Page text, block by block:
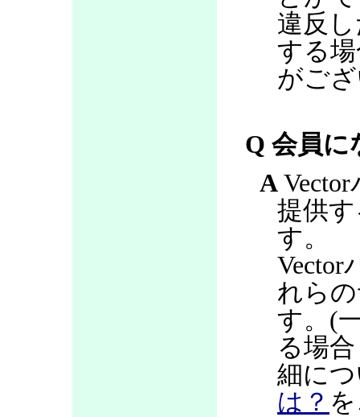
違反
する
がご
Q 会員に
A
提供
す。
Vector
れら
す。(
る場
細に
は？